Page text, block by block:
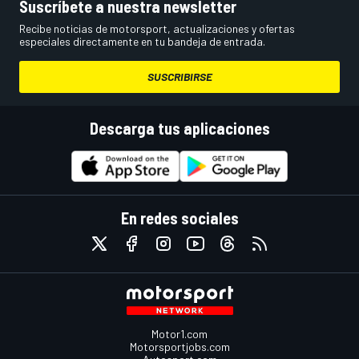
Suscríbete a nuestra newsletter
Recibe noticias de motorsport, actualizaciones y ofertas
especiales directamente en tu bandeja de entrada.
SUSCRIBIRSE
Descarga tus aplicaciones
En redes sociales
Motor1.com
Motorsportjobs.com